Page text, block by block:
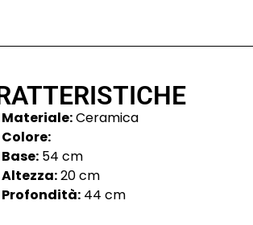
Materiale:Ceramica
Colore:
Base: 54 cm
Altezza:20 cm
Profondità: 44 cm